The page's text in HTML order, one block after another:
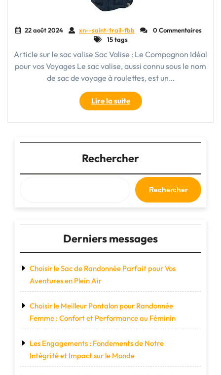
22 août 2024 xn--saint-trail-fbb
0 Commentaires
15 tags
Article sur le sac valise Sac Valise : Le Compagnon Idéal
pour vos Voyages Le sac valise, aussi connu sous le nom
de sac de voyage à roulettes, est un…
Lire la suite"Le
Guide
Ultime
Sac
Valise
:
Pratique,
Fonctionnel
et
Voyages"
Rechercher
Rechercher
Derniers messages
Choisir le Sac de Randonnée Parfait pour Vos
Aventures en Plein Air
Choisir le Meilleur Pantalon pour Randonnée
Femme : Confort et Performance au Féminin
Les Engagements : Fondements de Notre
Intégrité et Impact sur le Monde